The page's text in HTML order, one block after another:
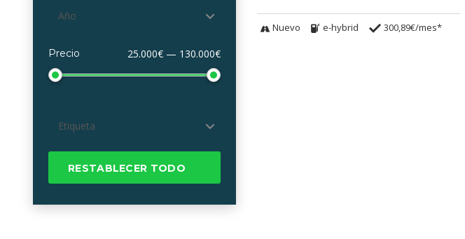
Año
Precio 25.000€ — 130.000€
Etiqueta
RESTABLECER TODO
Nuevo e-hybrid 300,89€/mes*